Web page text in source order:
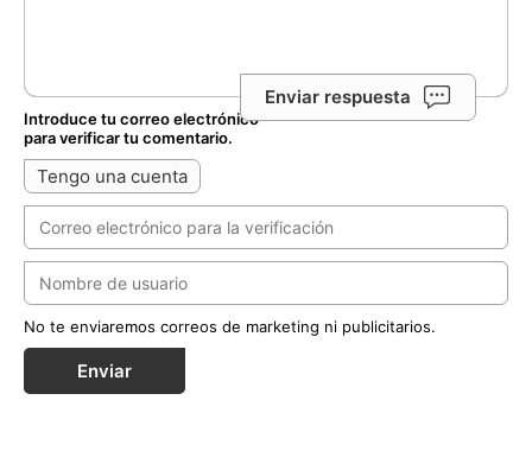
Enviar respuesta
Introduce tu correo electrónico
para verificar tu comentario.
Tengo una cuenta
No te enviaremos correos de marketing ni publicitarios.
Enviar